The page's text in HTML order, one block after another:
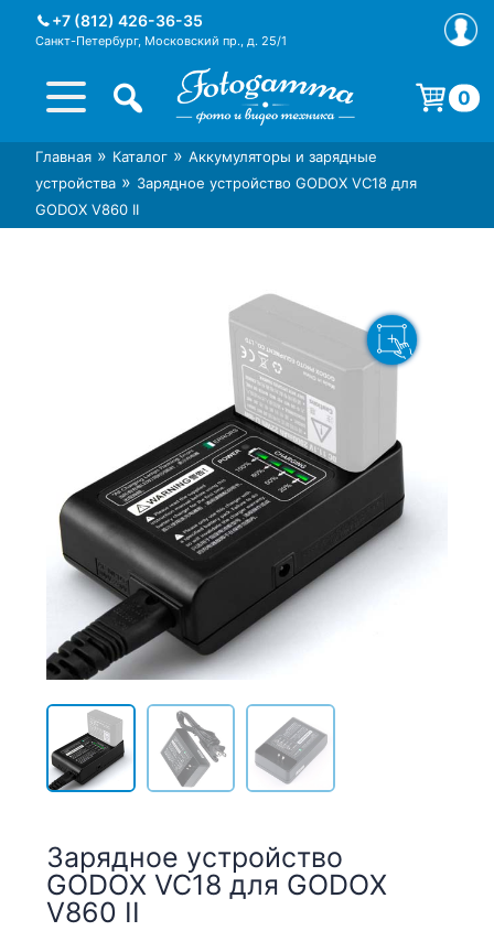
+7 (812) 426-36-35
Санкт-Петербург, Московский пр., д. 25/1
Интернет-магазин фототехники
Foto-Gamma в СПб
Магазин фотоаксессуаров foto-
gamma.ru
0
Корзина пуста.
Главная » Каталог » Аккумуляторы и зарядные
устройства » Зарядное устройство GODOX VC18 для
GODOX V860 II
Зарядное устройство
GODOX VC18 для GODOX
V860 II